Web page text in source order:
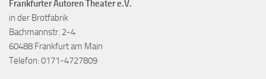
Frankfurter Autoren Theater e.V.
in der Brotfabrik
Bachmannstr. 2-4
60488 Frankfurt am Main
Telefon: 0171-4727809